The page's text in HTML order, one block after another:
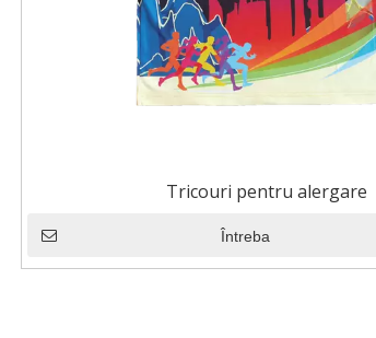
Tricouri pentru alergare
Întreba